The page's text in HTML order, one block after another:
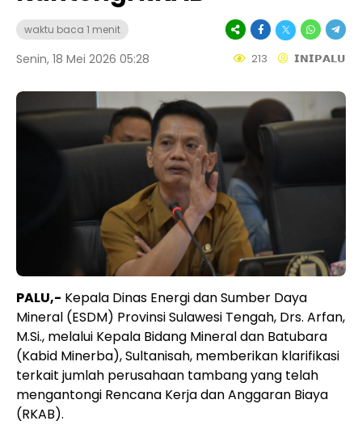
waktu baca 1 menit
Senin, 18 Mei 2026 05:28 213 𝗜𝗡𝗜𝗣𝗔𝗟𝗨
PALU,- Kepala Dinas Energi dan Sumber Daya
Mineral (ESDM) Provinsi Sulawesi Tengah, Drs. Arfan,
M.Si., melalui Kepala Bidang Mineral dan Batubara
(Kabid Minerba), Sultanisah, memberikan klarifikasi
terkait jumlah perusahaan tambang yang telah
mengantongi Rencana Kerja dan Anggaran Biaya
(RKAB).